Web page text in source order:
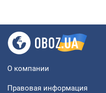
О компании
Правовая информация